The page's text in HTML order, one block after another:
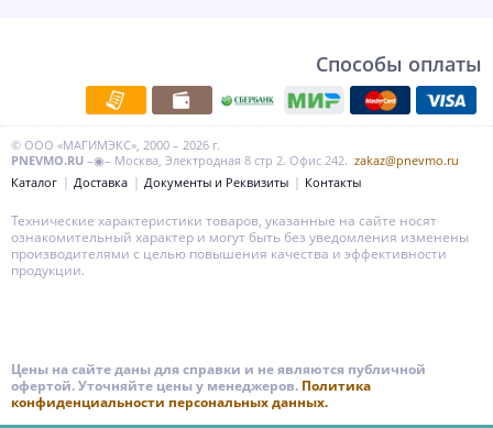
Способы оплаты
© ООО «МАГИМЭКС», 2000 – 2026 г.
PNEVMO.RU –◉– Москва, Электродная 8 стр 2. Офис 242. zakaz@pnevmo.ru
Каталог
Доставка Документы и Реквизиты Контакты
Технические характеристики товаров, указанные на сайте носят
ознакомительный характер и могут быть без уведомления изменены
производителями с целью повышения качества и эффективности
продукции.
Цены на сайте даны для справки и не являются публичной
офертой. Уточняйте цены у менеджеров. Политика
конфиденциальности персональных данных.